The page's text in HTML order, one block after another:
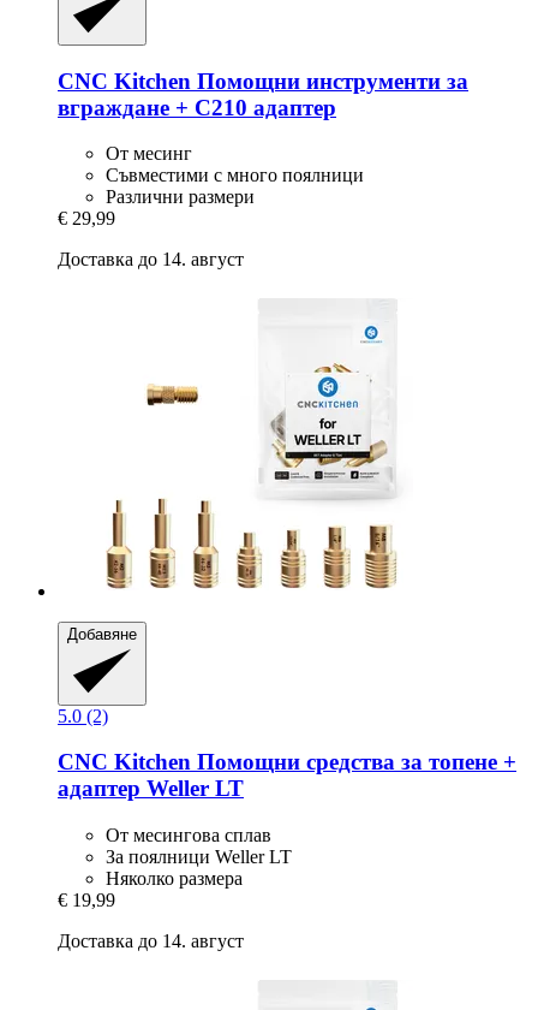
CNC Kitchen Помощни инструменти за
вграждане + C210 адаптер
От месинг
Съвместими с много поялници
Различни размери
€ 29,99
Доставка до 14. август
Добавяне
5.0 (2)
CNC Kitchen Помощни средства за топене +
адаптер Weller LT
От месингова сплав
За поялници Weller LT
Няколко размера
€ 19,99
Доставка до 14. август